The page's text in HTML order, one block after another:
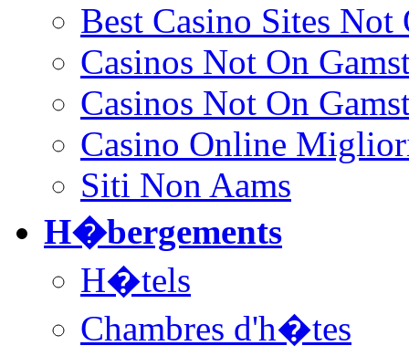
Best Casino Sites Not
Casinos Not On
Casinos Not On
Casino Online
Siti Non Aams
H�bergements
H�tels
Chambres d'h�tes